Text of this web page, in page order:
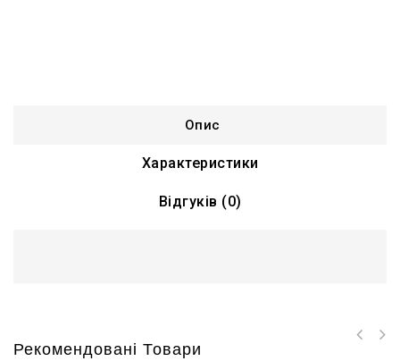
Опис
Характеристики
Відгуків (0)
Рекомендовані Товари